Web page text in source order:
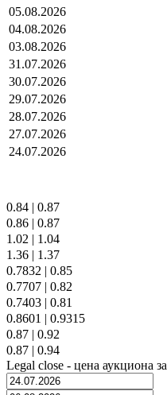
05.08.2026
04.08.2026
03.08.2026
31.07.2026
30.07.2026
29.07.2026
28.07.2026
27.07.2026
24.07.2026
0.84 | 0.87
0.86 | 0.87
1.02 | 1.04
1.36 | 1.37
0.7832 | 0.85
0.7707 | 0.82
0.7403 | 0.81
0.8601 | 0.9315
0.87 | 0.92
0.87 | 0.94
Legal close - цена аукциона